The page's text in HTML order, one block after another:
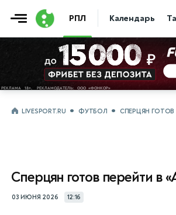
РПЛ Календарь
LIVESPORT.RU ФУТБОЛ СПЕРЦЯН ГОТОВ
Сперцян готов перейти в
03 ИЮНЯ 2026 12:16